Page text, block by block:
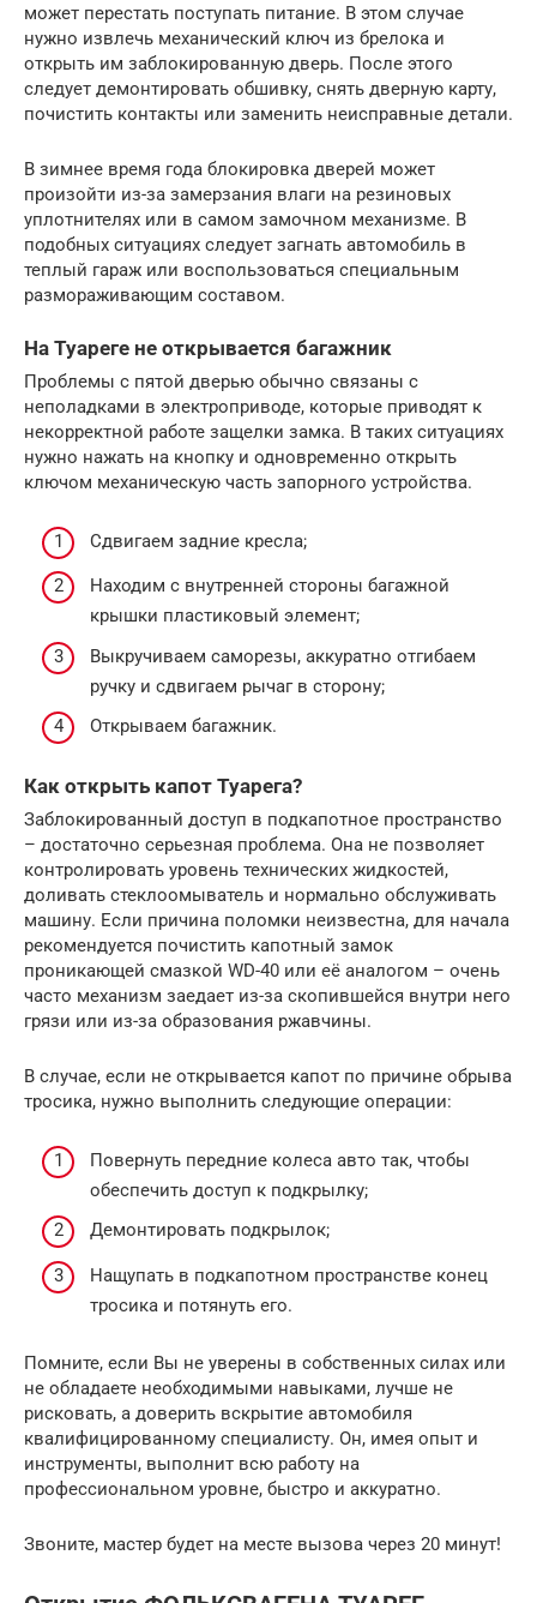
может перестать поступать питание. В этом случае
нужно извлечь механический ключ из брелока и
открыть им заблокированную дверь. После этого
следует демонтировать обшивку, снять дверную карту,
почистить контакты или заменить неисправные детали.
В зимнее время года блокировка дверей может
произойти из-за замерзания влаги на резиновых
уплотнителях или в самом замочном механизме. В
подобных ситуациях следует загнать автомобиль в
теплый гараж или воспользоваться специальным
размораживающим составом.
На Туареге не открывается багажник
Проблемы с пятой дверью обычно связаны с
неполадками в электроприводе, которые приводят к
некорректной работе защелки замка. В таких ситуациях
нужно нажать на кнопку и одновременно открыть
ключом механическую часть запорного устройства.
Сдвигаем задние кресла;
Находим с внутренней стороны багажной
крышки пластиковый элемент;
Выкручиваем саморезы, аккуратно отгибаем
ручку и сдвигаем рычаг в сторону;
Открываем багажник.
Как открыть капот Туарега?
Заблокированный доступ в подкапотное пространство
– достаточно серьезная проблема. Она не позволяет
контролировать уровень технических жидкостей,
доливать стеклоомыватель и нормально обслуживать
машину. Если причина поломки неизвестна, для начала
рекомендуется почистить капотный замок
проникающей смазкой WD-40 или её аналогом – очень
часто механизм заедает из-за скопившейся внутри него
грязи или из-за образования ржавчины.
В случае, если не открывается капот по причине обрыва
тросика, нужно выполнить следующие операции:
Повернуть передние колеса авто так, чтобы
обеспечить доступ к подкрылку;
Демонтировать подкрылок;
Нащупать в подкапотном пространстве конец
тросика и потянуть его.
Помните, если Вы не уверены в собственных силах или
не обладаете необходимыми навыками, лучше не
рисковать, а доверить вскрытие автомобиля
квалифицированному специалисту. Он, имея опыт и
инструменты, выполнит всю работу на
профессиональном уровне, быстро и аккуратно.
Звоните, мастер будет на месте вызова через 20 минут!